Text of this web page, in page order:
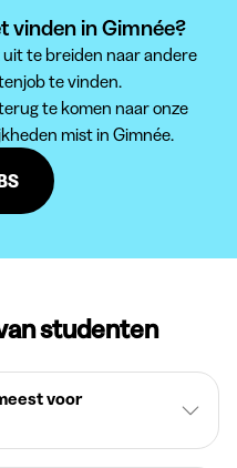
vinden in Gimnée?
te breiden naar andere
te vinden.
te komen naar onze
mist in Gimnée.
studenten
voor